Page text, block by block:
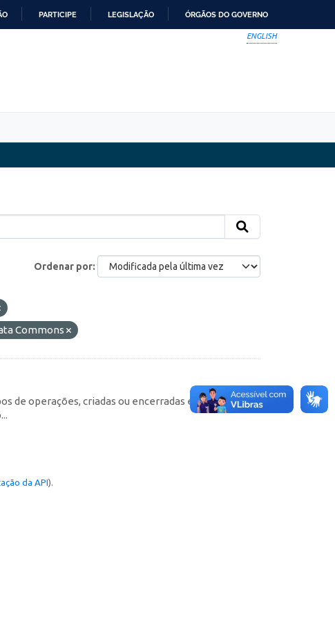
PARTICIPE LEGISLAÇÃO ÓRGÃOS DO GOVERNO
ENGLISH
Ordenar por
Commons
de operações, criadas ou encerradas em cada
da API).